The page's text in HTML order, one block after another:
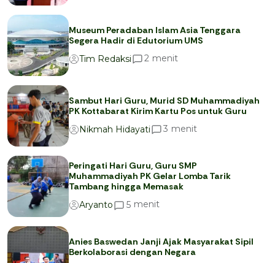
Museum Peradaban Islam Asia Tenggara
Segera Hadir di Edutorium UMS
Tim Redaksi
2 menit
Sambut Hari Guru, Murid SD Muhammadiyah
PK Kottabarat Kirim Kartu Pos untuk Guru
Nikmah Hidayati
3 menit
Peringati Hari Guru, Guru SMP
Muhammadiyah PK Gelar Lomba Tarik
Tambang hingga Memasak
Aryanto
5 menit
Anies Baswedan Janji Ajak Masyarakat Sipil
Berkolaborasi dengan Negara